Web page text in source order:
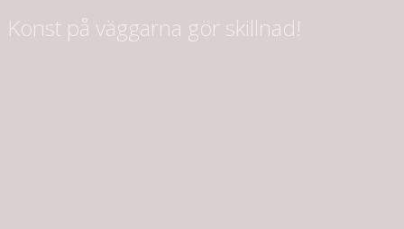
Konst på väggarna gör skillnad!